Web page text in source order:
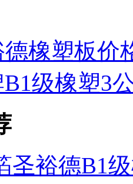
德橡塑板价
级橡塑3
圣裕德B1